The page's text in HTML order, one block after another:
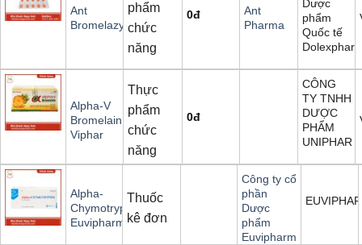
Ant
Bromelazyn
phẩm
chức
năng
0đ
Ant
Pharma
Dược
phẩm
Quốc tế
Dolexphar
Alpha-V
Bromelain
Viphar
Thực
phẩm
chức
năng
0đ
CÔNG
TY TNHH
DƯỢC
PHẨM
UNIPHAR
Alpha-
Chymotrypsin
Euvipharm
Thuốc
kê đơn
Công ty cổ
phần
Dược
phẩm
Euvipharm